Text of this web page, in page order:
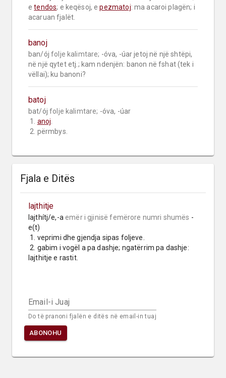
e tendos; e keqësoj, e pezmatoj: ma acaroi plagën; i
acaruan fjalët.
banoj
ban/ój folje kalimtare; -óva, -úar jetoj në një shtëpi,
në një qytet etj.; kam ndenjën: banon në fshat (tek i
vëllai); ku banoni?
batoj
bat/ój folje kalimtare; -óva, -úar
1. anoj
2. përmbys.
Fjala e Ditës
lajthitje
lajthítj/e,-a emër i gjinisë femërore numri shumës -
e(t)
2. gabim i vogël a pa dashje; ngatërrim pa dashje:
lajthitje e rastit.
Email-i Juaj
Do të pranoni fjalën e ditës në email-in tuaj
ABONOHU